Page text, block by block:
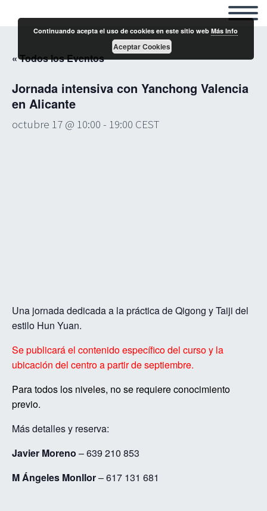
« Todos los Eventos
Jornada intensiva con Yanchong Valencia
en Alicante
octubre 17 @ 10:00 - 19:00 CEST
Una jornada dedicada a la práctica de Qigong y Taiji del
estilo Hun Yuan.
Se publicará el contenido específico del curso y la
ubicación del centro a partir de septiembre.
Para todos los niveles, no se requiere conocimiento
previo.
Más detalles y reserva:
Javier Moreno – 639 210 853
M Ángeles Monllor– 617 131 681
Continuando acepta el uso de cookies en este sitio webMás Info
Aceptar Cookies